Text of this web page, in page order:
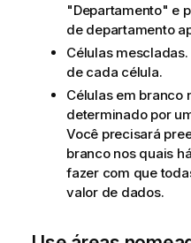
"Departamento" e
de departamento
Células
de cada célula.
Células em branco
determinado por
Você precisará
branco nos quais
fazer com que
valor de dados.